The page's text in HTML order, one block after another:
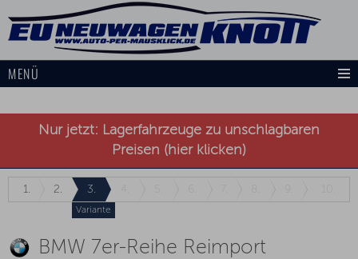
MENÜ
Nur jetzt: Lagerfahrzeuge zu unschlagbaren
Preisen (hier klicken)
1. 2. 3.
Variante
BMW 7er-Reihe Reimport